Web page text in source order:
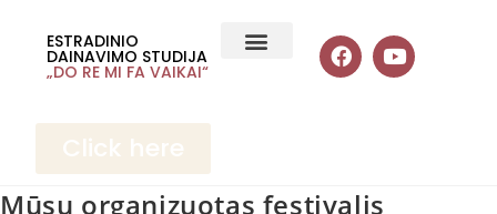
ESTRADINIO
DAINAVIMO STUDIJA
„DO RE MI FA VAIKAI“
Click here
Mūsų organizuotas festivalis